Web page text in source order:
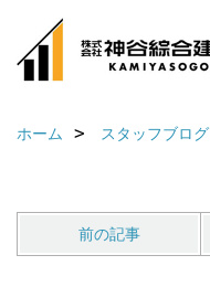
ホーム スタッフブログ
前の記事